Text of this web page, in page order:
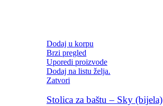
Dodaj u korpu
Brzi pregled
Uporedi proizvode
Dodaj na listu želja.
Zatvori
Stolica za baštu – Sky (bijela)